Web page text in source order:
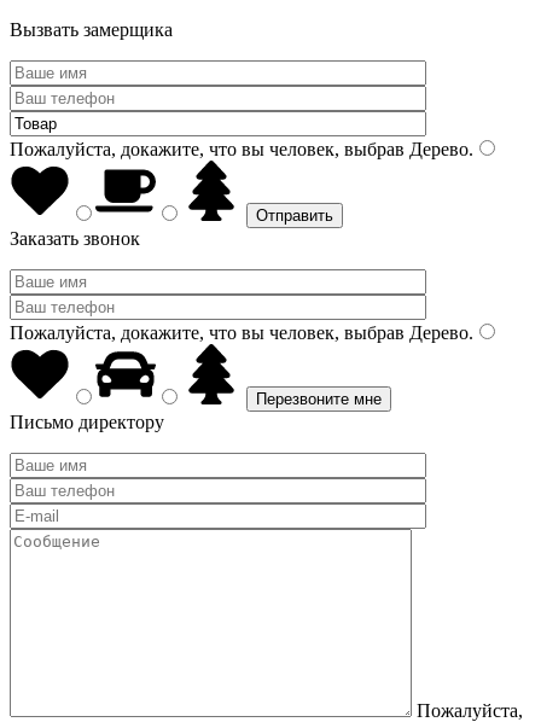
Вызвать замерщика
Пожалуйста, докажите, что вы человек, выбрав Дерево.
Заказать звонок
Пожалуйста, докажите, что вы человек, выбрав Дерево.
Письмо директору
Пожалуйста,